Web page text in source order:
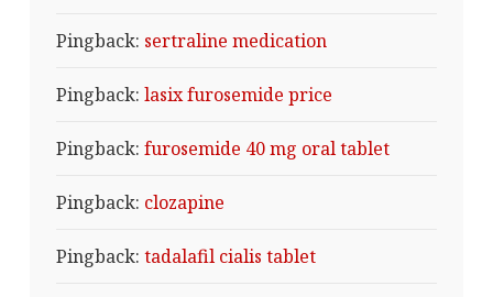
Pingback: sertraline medication
Pingback: lasix furosemide price
Pingback: furosemide 40 mg oral tablet
Pingback: clozapine
Pingback: tadalafil cialis tablet